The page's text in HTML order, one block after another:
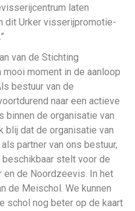
laten
dit Urker visserijpromotie-
van de Stichting
moment in de aanloop
bestuur van de
naar een actieve
de organisatie van
blij dat de organisatie van
partner van ons bestuur,
beschikbaar stelt voor de
de Noordzeevis. In het
de Meischol. We kunnen
schol nog beter op de kaart